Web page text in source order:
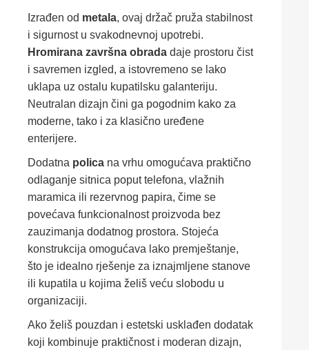
Izrađen od metala, ovaj držač pruža stabilnost
i sigurnost u svakodnevnoj upotrebi.
Hromirana završna obrada daje prostoru čist
i savremen izgled, a istovremeno se lako
uklapa uz ostalu kupatilsku galanteriju.
Neutralan dizajn čini ga pogodnim kako za
moderne, tako i za klasično uređene
enterijere.
Dodatna polica na vrhu omogućava praktično
odlaganje sitnica poput telefona, vlažnih
maramica ili rezervnog papira, čime se
povećava funkcionalnost proizvoda bez
zauzimanja dodatnog prostora. Stojeća
konstrukcija omogućava lako premještanje,
što je idealno rješenje za iznajmljene stanove
ili kupatila u kojima želiš veću slobodu u
organizaciji.
Ako želiš pouzdan i estetski usklađen dodatak
koji kombinuje praktičnost i moderan dizajn,